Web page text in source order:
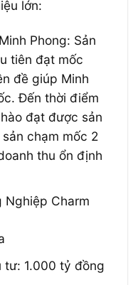
lớn:
Phong: Sản
tiên đạt mốc
đề giúp Minh
Đến thời điểm
đạt được sản
chạm mốc 2
thu ổn định
Nghiệp Charm
tư: 1.000 tỷ đồng